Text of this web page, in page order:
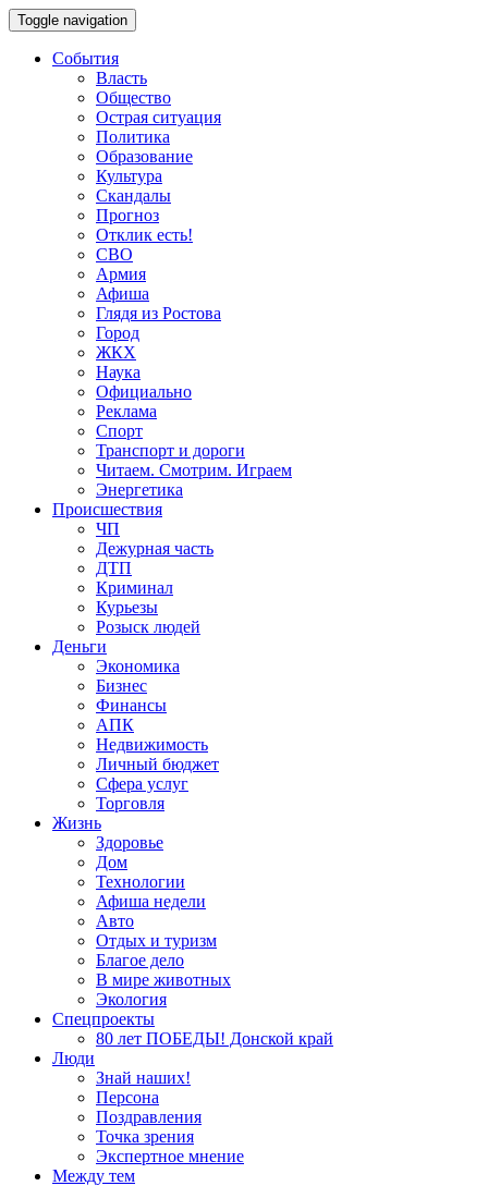
Toggle navigation
События
Власть
Общество
Острая ситуация
Политика
Образование
Культура
Скандалы
Прогноз
Отклик есть!
СВО
Армия
Афиша
Глядя из Ростова
Город
ЖКХ
Наука
Официально
Реклама
Спорт
Транспорт и дороги
Читаем. Смотрим. Играем
Энергетика
Происшествия
ЧП
Дежурная часть
ДТП
Криминал
Курьезы
Розыск людей
Деньги
Экономика
Бизнес
Финансы
АПК
Недвижимость
Личный бюджет
Сфера услуг
Торговля
Жизнь
Здоровье
Дом
Технологии
Афиша недели
Авто
Отдых и туризм
Благое дело
В мире животных
Экология
Спецпроекты
80 лет ПОБЕДЫ! Донской край
Люди
Знай наших!
Персона
Поздравления
Точка зрения
Экспертное мнение
Между тем